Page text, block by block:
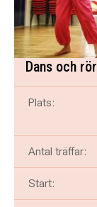
Dans och
Plats:
Antal träffar:
Start: